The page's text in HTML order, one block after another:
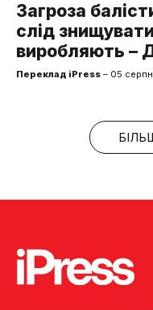
Загроза
слід
виробляють –
Переклад iPress – 05